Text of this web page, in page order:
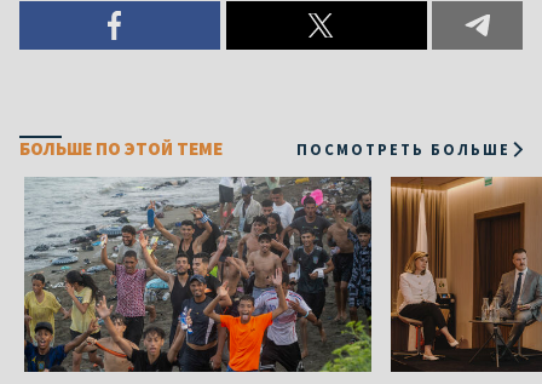
БОЛЬШЕ ПО ЭТОЙ ТЕМЕ ПОСМОТРЕТЬ БОЛЬШЕ